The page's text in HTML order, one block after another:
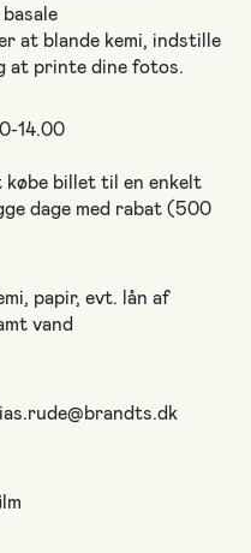
at blande kemi, indstille
at printe dine fotos.
14.00
billet til en enkelt
dage med rabat (500
papir, evt. lån af
vand